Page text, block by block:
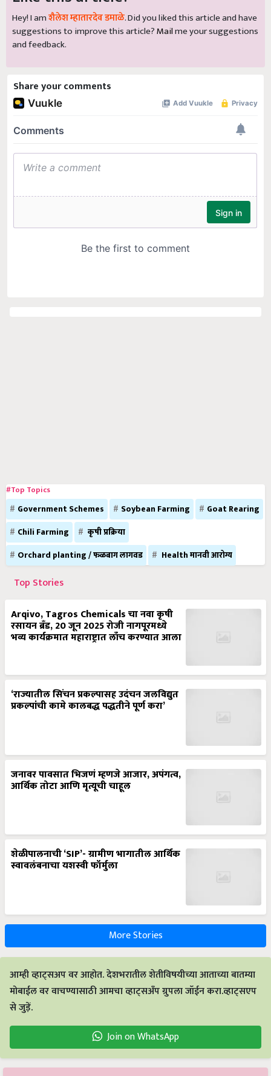
Hey! I amशैलेश म्हातारदेव डमाळे. Did you liked this article and have
suggestions to improve this article?Mailme your suggestions
and feedback.
Share your comments
#Top Topics
Government Schemes Soybean Farming
Goat Rearing
Chili Farming
कृषी प्रक्रिया
Orchard planting / फळबाग लागवड
Health मानवी आरोग्य
Top Stories
Arqivo, Tagros Chemicals चा नवा कृषी
रसायन ब्रँड, 20 जून 2025 रोजी नागपूरमध्ये
भव्य कार्यक्रमात महाराष्ट्रात लाँच करण्यात आला
‘राज्यातील सिंचन प्रकल्पासह उदंचन जलविद्युत
प्रकल्पांची कामे कालबद्ध पद्धतीने पूर्ण करा’
जनावर पावसात भिजणं म्हणजे आजार, अपंगत्व,
आर्थिक तोटा आणि मृत्यूची चाहूल
शेळीपालनाची ‘SIP’- ग्रामीण भागातील आर्थिक
स्वावलंबनाचा यशस्वी फॉर्मुला
More Stories
आम्ही व्हाट्सअप वर आहोत. देशभरातील शेतीविषयीच्या आताच्या बातम्या
मोबाईल वर वाचण्यासाठी आमचा व्हाट्सअँप ग्रुपला जॉईन करा.व्हाट्सएप
से जुड़ें.
Join on WhatsApp